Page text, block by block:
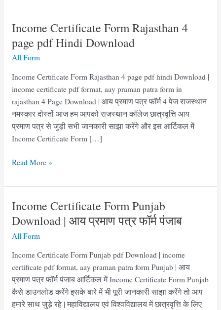
Income Certificate Form Rajasthan 4
page pdf Hindi Download
All Form
Income Certificate Form Rajasthan 4 page pdf hindi Download |
income certificate pdf format, aay praman patra form in
rajasthan 4 Page Download | आय प्रमाण पत्र फॉर्म 4 पेज राजस्थान
नमस्कार दोस्तों आज हम आपको राजस्थान कॉलेज छात्रवृत्ति आय
प्रमाण पत्र से जुड़ी सभी जानकारी साझा करेंगे और इस आर्टिकल में
Income Certificate Form […]
Income
Form
4
page
pdf
Download
Read More »
Income Certificate Form Punjab
Download | आय प्रमाण पत्र फॉर्म पंजाब
All Form
Income Certificate Form Punjab pdf Download | income
certificate pdf format, aay praman patra form Punjab | आय
प्रमाण पत्र फॉर्म पंजाब आर्टिकल में Income Certificate Form Punjab
कैसे डाउनलोड करेंगे इसके बारे में भी पूरी जानकारी साझा करेंगे तो आप
हमारे साथ जुड़े रहे | महाविद्यालय एवं विश्वविद्यालय में छात्रवृत्ति के लिए